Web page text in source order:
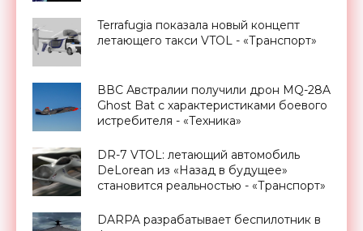
Terrafugia показала новый концепт
летающего такси VTOL - «Транспорт»
ВВС Австралии получили дрон MQ-28A
Ghost Bat с характеристиками боевого
истребителя - «Техника»
DR-7 VTOL: летающий автомобиль
DeLorean из «Назад в будущее»
становится реальностью - «Транспорт»
DARPA разрабатывает беспилотник в